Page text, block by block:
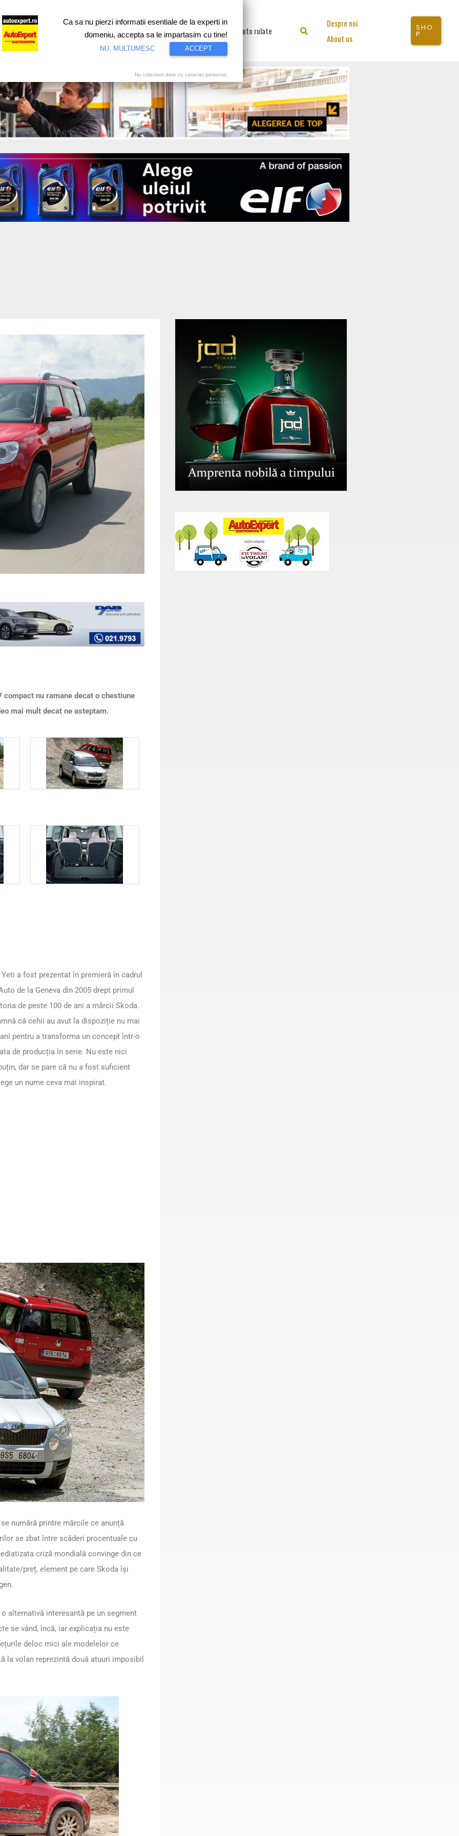
Test drive Motorsport Proiecte speciale Video Auto rulate Search
Despre noi
About us
SHO
P
nu ramane decat o chestiune
mai mult decat ne asteptam.
a fost prezentat în premieră în cadrul
de la Geneva din 2005 drept primul
de peste 100 de ani a mărcii Skoda.
că cehii au avut la dispoziție nu mai
pentru a transforma un concept într-o
de producția în serie. Nu este nici
dar se pare că nu a fost suficient
un nume ceva mai inspirat.
numără printre mărcile ce anunță
se zbat între scăderi procentuale cu
criză mondială convinge din ce
preț, element pe care Skoda își
alternativă interesantă pe un segment
se vând, încă, iar explicația nu este
deloc mici ale modelelor ce
la volan reprezintă două atuuri imposibil
Ca sa nu pierzi informatii esentiale de la experti in
domeniu, accepta sa le impartasim cu tine!
NU, MULTUMESC ACCEPT
Nu colectam date cu caracter personal.